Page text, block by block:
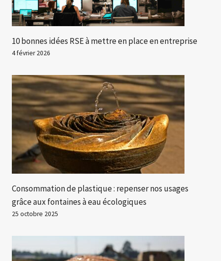
10 bonnes idées RSE à mettre en place en entreprise
4 février 2026
Consommation de plastique : repenser nos usages
grâce aux fontaines à eau écologiques
25 octobre 2025